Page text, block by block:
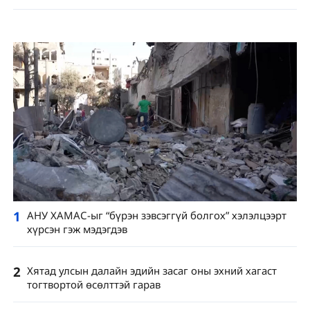
1 АНУ ХАМАС-ыг “бүрэн зэвсэггүй болгох” хэлэлцээрт
хүрсэн гэж мэдэгдэв
2 Хятад улсын далайн эдийн засаг оны эхний хагаст
тогтвортой өсөлттэй гарав